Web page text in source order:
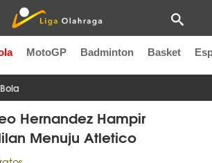
MotoGP Badminton Basket
Liga Spanyol Liga Perancis
Hernandez Hampir
Menuju Atletico